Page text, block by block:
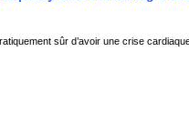
sûr d’avoir une crise